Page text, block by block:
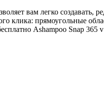
вам легко
клика: прямоугольные
Ashampoo Snap